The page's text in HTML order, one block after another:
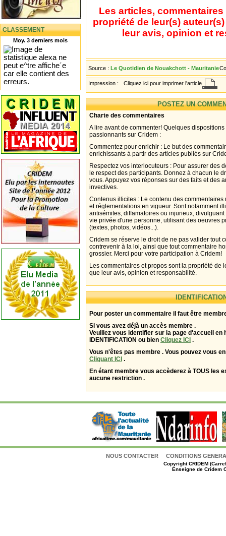
CLASSEMENT
Moy. 3 derniers mois
Les articles,
propriété de leur(s)
leur avis, opinion et
Source : Le Quotidien de Nouakchott - Mauritanie
Impression : Cliquez ici pour imprimer l'article
POSTEZ UN
Charte des commentaires
A lire avant de commenter! Quelques
passionnants sur Cridem :
Commentez pour enrichir : Le but des
enrichissants à partir des articles publiés sur
Respectez vos interlocuteurs : Pour assurer des
le respect des participants. Donnez à chacun le
vous. Appuyez vos réponses sur des faits et des
invectives.
Contenus illicites : Le contenu des
et réglementations en vigueur. Sont notamment
antisémites, diffamatoires ou injurieux,
vie privée d'une personne, utilisant des oeuvres
(textes, photos, vidéos...).
Cridem se réserve le droit de ne pas valider tout
contrevenir à la loi, ainsi que tout commentaire
grossier. Merci pour votre participation à Cridem!
Les commentaires et propos sont la propriété de
que leur avis, opinion et responsabilité.
Pour poster un commentaire il faut être
Si vous avez déjà un accès membre .
Veuillez vous identifier sur la page d'accueil en
IDENTIFICATION ou bien Cliquez ICI .
Vous n'êtes pas membre . Vous pouvez vous
Cliquant ICI .
En étant membre vous accèderez à TOUS les
aucune restriction .
NOUS CONTACTER CONDITIONS
CopyrightCRIDEM
Enseigne de Cridem